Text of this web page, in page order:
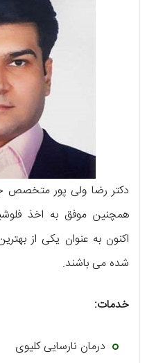
دکتر رضا ولی پور متخصص
همچنین موفق به اخذ
اکنون به عنوان یکی از
شده می باشند.
خدمات:
درمان نارسایی کلیوی